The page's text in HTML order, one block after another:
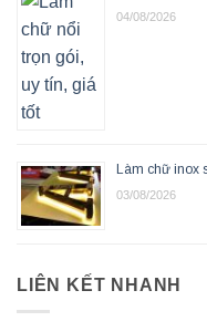
04/08/2026
Làm chữ inox
03/08/2026
LIÊN KẾT NHANH